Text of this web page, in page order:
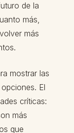
de la
más,
más
mostrar las
El
críticas:
más
que